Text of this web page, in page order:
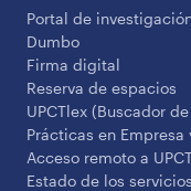
Portal de
Dumbo
Firma digital
Reserva de espacios
UPCTlex (Buscador
Prácticas en Empresa
Acceso remoto a
Estado de los